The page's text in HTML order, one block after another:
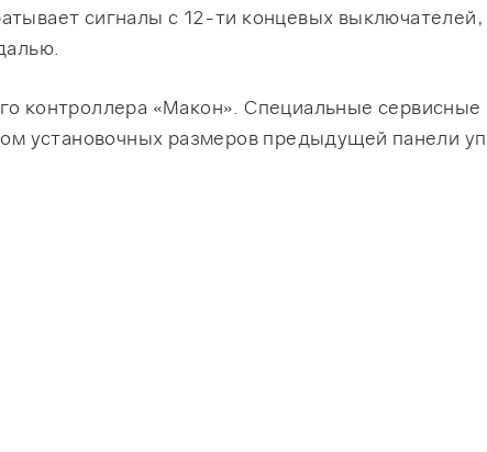
сигналы с 12-ти концевых выключателей,
контроллера «Макон». Специальные
установочных размеров предыдущей панели